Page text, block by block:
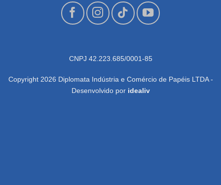
CNPJ 42.223.685/0001-85
Copyright 2026 Diplomata Indústria e Comércio de Papéis LTDA -
Desenvolvido por idealiv